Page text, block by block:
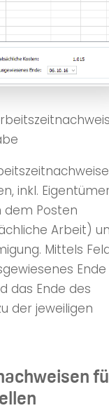
inkl.
dem Posten
Arbeit)
Mittels
Ende
das Ende des
der jeweiligen